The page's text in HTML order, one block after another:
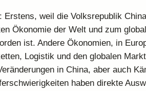
Erstens, weil die Volksrepublik
Ökonomie der Welt und zum
ist. Andere Ökonomien, in
Logistik und den globalen
in China, aber auch
haben direkte